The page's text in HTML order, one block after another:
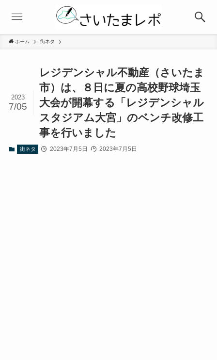
ホーム 街ネタ
レジデンシャル不動産（さいたま
市）は、８日に夏の高校野球埼玉
大会が開幕する「レジデンシャル
スタジアム大宮」のベンチ改修工
事を行いました
2023
7/05
街ネタ 2023年7月5日 2023年7月5日